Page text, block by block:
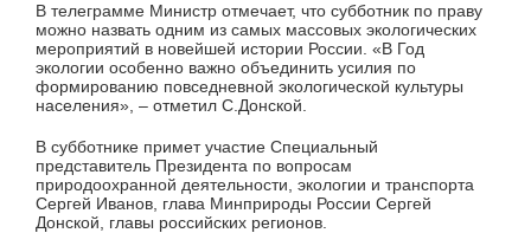
В телеграмме Министр отмечает, что субботник по праву
можно назвать одним из самых массовых экологических
мероприятий в новейшей истории России. «В Год
экологии особенно важно объединить усилия по
формированию повседневной экологической культуры
населения», – отметил С.Донской.
В субботнике примет участие Специальный
представитель Президента по вопросам
природоохранной деятельности, экологии и транспорта
Сергей Иванов, глава Минприроды России Сергей
Донской, главы российских регионов.